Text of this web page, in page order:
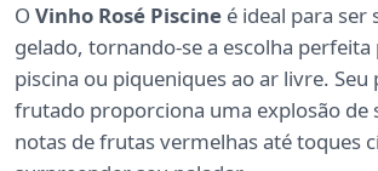
O Vinho Rosé Piscine é ideal para ser
gelado, tornando-se a escolha perfeita
piscina ou piqueniques ao ar livre. Seu
frutado proporciona uma explosão de
notas de frutas vermelhas até toques